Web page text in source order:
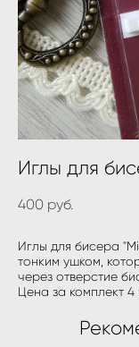
Иглы для
400 pуб.
Иглы для бисера
тонким ушком,
через отверстие
Цена за комплект 4